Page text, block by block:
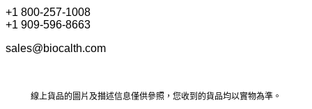
+1 800-257-1008
+1 909-596-8663
sales@biocalth.com
線上貨品的圖片及描述信息僅供參照，您收到的貨品均以實物為準。